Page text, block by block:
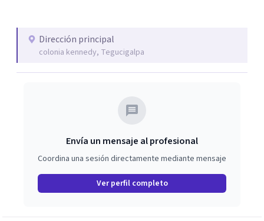
Dirección principal
colonia kennedy, Tegucigalpa
Envía un mensaje al profesional
Coordina una sesión directamente mediante mensaje
Ver perfil completo